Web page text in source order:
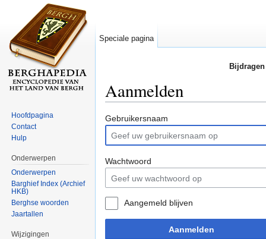
Aanmelden
Gebruikersnaam
Wachtwoord
Aangemeld blijven
Aanmelden
Speciale pagina
Hoofdpagina
Contact
Hulp
Onderwerpen
Onderwerpen
Barghief Index (Archief
HKB)
Berghse woorden
Jaartallen
Wijzigingen